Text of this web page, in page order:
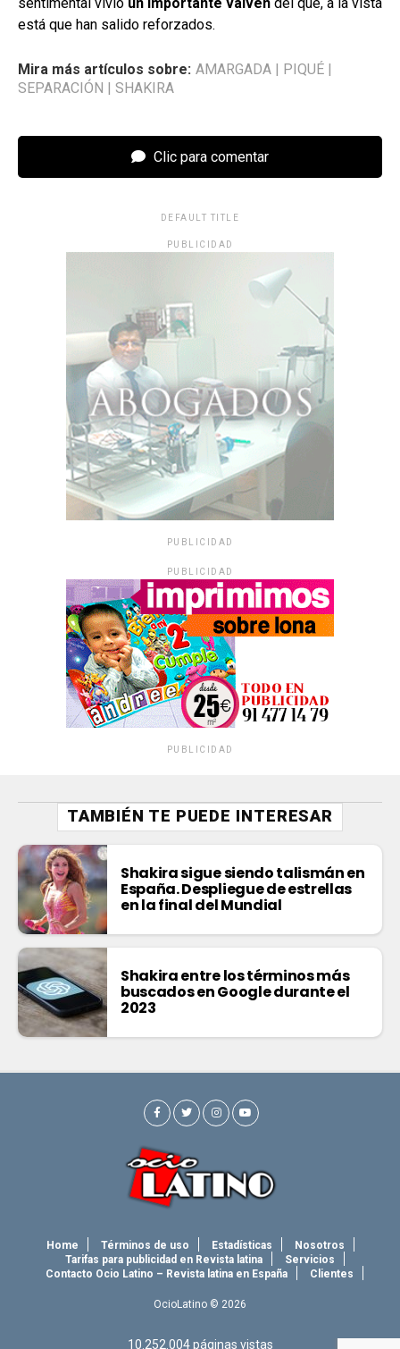
está que han salido reforzados.
Mira más artículos sobre: AMARGADA | PIQUÉ |
SEPARACIÓN | SHAKIRA
Clic para comentar
DEFAULT TITLE
PUBLICIDAD
PUBLICIDAD
PUBLICIDAD
PUBLICIDAD
TAMBIÉN TE PUEDE INTERESAR
Shakira sigue siendo talismán en
España. Despliegue de estrellas
en la final del Mundial
Shakira entre los términos más
buscados en Google durante el
2023
Home Términos de uso Estadísticas
Nosotros
Tarifas para publicidad en Revista latina
Servicios
Contacto Ocio Latino – Revista latina en España
Clientes
OcioLatino © 2026
10.252.004 páginas vistas